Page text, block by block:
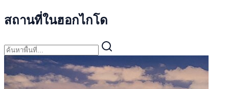
สถานที่ในฮอกไกโด